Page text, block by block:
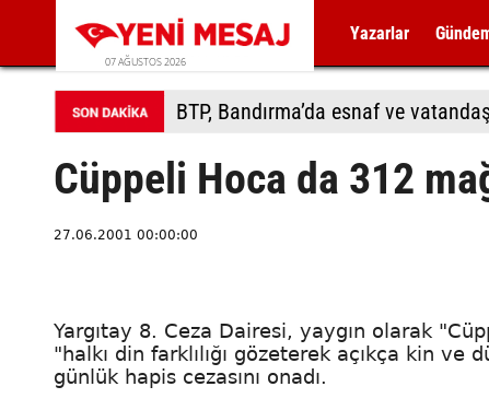
07 AĞUSTOS 2026
Yazarlar
BTP, Bandırma’da esnaf ve
Cüppeli Hoca da 312
27.06.2001 00:00:00
Yargıtay 8. Ceza Dairesi, yaygın olarak
"halkı din farklılığı gözeterek açıkça kin
günlük hapis cezasını onadı.